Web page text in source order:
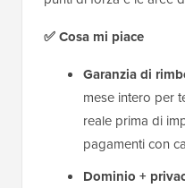
✅ Cosa mi piace
Garanzia di
mese intero per
reale prima di
pagamenti con
Dominio +